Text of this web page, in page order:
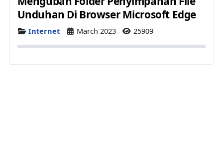
Unduhan Di Browser Microsoft Edge
Details
Internet March 2023 25909